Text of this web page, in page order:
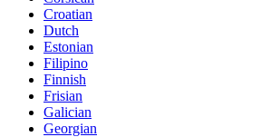
Croatian
Dutch
Estonian
Filipino
Finnish
Frisian
Galician
Georgian